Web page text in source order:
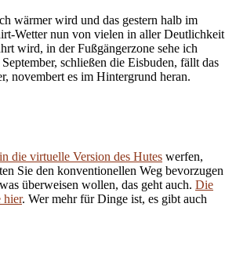
wärmer wird und das gestern halb im
Wetter nun von vielen in aller Deutlichkeit
wird, in der Fußgängerzone sehe ich
schließen die Eisbuden, fällt das
novembert es im Hintergrund heran.
die virtuelle Version des Hutes werfen,
Sie den konventionellen Weg bevorzugen
überweisen wollen, das geht auch. Die
hier. Wer mehr für Dinge ist, es gibt auch